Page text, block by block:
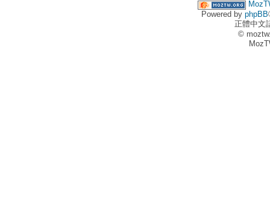
Powered by phpBB
正體中文
©